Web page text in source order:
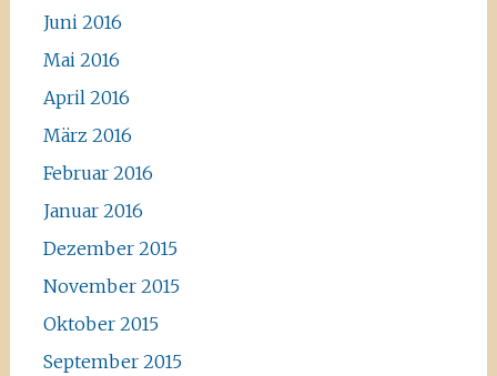
Juni 2016
Mai 2016
April 2016
März 2016
Februar 2016
Januar 2016
Dezember 2015
November 2015
Oktober 2015
September 2015